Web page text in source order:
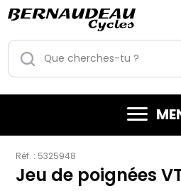
Réf. : 5325948
Jeu de poignées